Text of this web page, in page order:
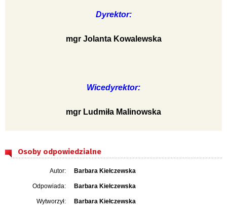
Dyrektor:
mgr Jolanta Kowalewska
Wicedyrektor:
mgr Ludmiła Malinowska
Osoby odpowiedzialne
Autor: Barbara Kiełczewska
Odpowiada: Barbara Kiełczewska
Wytworzył: Barbara Kiełczewska